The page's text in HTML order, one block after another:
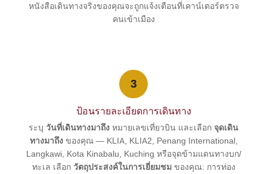
หนังสือเดินทางจริงของคุณจะถูกแจ้งเตือนที่เคาน์เตอร์ตรวจ
คนเข้าเมือง
3
ป้อนรายละเอียดการเดินทาง
ระบุ วันที่เดินทางมาถึง หมายเลขเที่ยวบิน และเลือก จุดเดิน
ทางมาถึงของคุณ — KLIA, KLIA2, Penang International,
Langkawi, Kota Kinabalu, Kuching หรือจุดข้ามแดนทางบก/
ทะเล เลือก วัตถุประสงค์ในการเยี่ยมชมของคุณ: การท่อง